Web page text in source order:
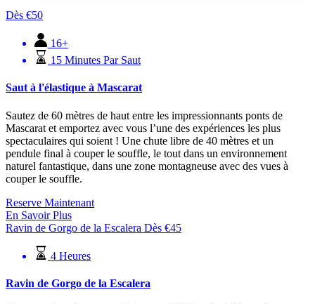
Dès €50
16+
15 Minutes Par Saut
Saut à l'élastique à Mascarat
Sautez de 60 mètres de haut entre les impressionnants ponts de
Mascarat et emportez avec vous l’une des expériences les plus
spectaculaires qui soient ! Une chute libre de 40 mètres et un
pendule final à couper le souffle, le tout dans un environnement
naturel fantastique, dans une zone montagneuse avec des vues à
couper le souffle.
Reserve Maintenant
En Savoir Plus
Ravin de Gorgo de la Escalera Dès €45
4 Heures
Ravin de Gorgo de la Escalera